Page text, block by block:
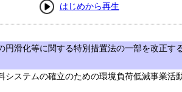
はじめから再生
円滑化等に関する特別措置法の一部を改正す
システムの確立のための環境負荷低減事業活